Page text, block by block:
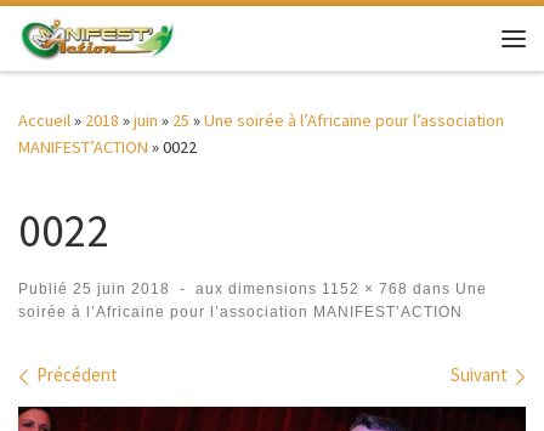
Passer au contenu
Accueil» 2018 »juin » 25 »Une soirée à l’Africaine pour l’association
MANIFEST’ACTION »0022
0022
Publié 25 juin 2018 - aux dimensions 1152 × 768 dans Une
soirée à l’Africaine pour l’association MANIFEST’ACTION
Navigation des images
Précédent Suivant